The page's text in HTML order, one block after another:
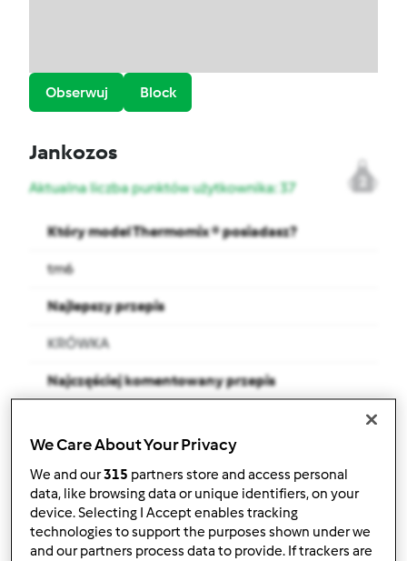
Obserwuj Block
Jankozos
2
Aktualna liczba punktów użytkownika: 37
Który model Thermomix ® posiadasz?
tm6
Najlepszy przepis
KRÓWKA
Najczęściej komentowany przepis
Komentarze
1
Przepisy(6)
We Care About Your Privacy
We and our315 partners store and access personal
data, like browsing data or unique identifiers, on your
device. Selecting I Accept enables tracking
technologies to support the purposes shown under we
and our partners process data to provide. If trackers are